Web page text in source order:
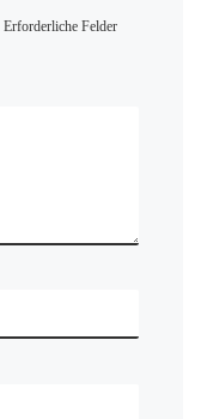
Erforderliche Felder